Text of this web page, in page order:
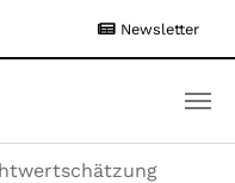
Newsletter